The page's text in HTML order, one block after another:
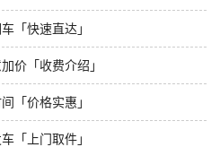
「快速直达」
价「收费介绍」
「价格实惠」
「上门取件」